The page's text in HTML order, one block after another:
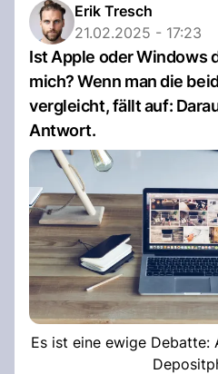
Erik Tresch
21.02.2025 - 17:23
Ist Apple oder Windows
mich? Wenn man die
vergleicht, fällt auf:
Antwort.
Es ist eine ewige